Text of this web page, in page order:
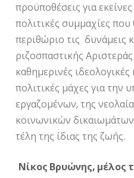
προϋποθέσεις για
πολιτικές συμμαχίες
περιθώριο τις δυνάμεις
ριζοσπαστικής
καθημερινές ιδεολογικές
πολιτικές μάχες για την
εργαζομένων, της
κοινωνικών
τέλη της ίδιας της ζωής.
Νίκος Βρυώνης, μέλος